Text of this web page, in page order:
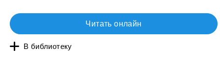
Читать онлайн
В библиотеку